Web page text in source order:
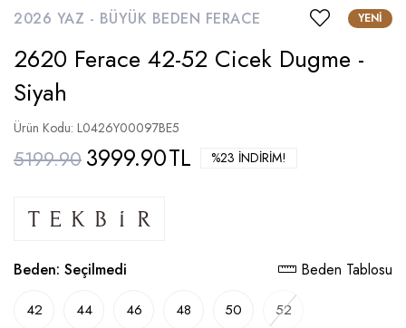
2026 YAZ - BÜYÜK BEDEN FERACE YENI
2620 Ferace 42-52 Cicek Dugme -
Siyah
Ürün Kodu: L0426Y00097BE5
5199.90 3999.90TL %23 İNDIRIM!
Beden: Seçilmedi Beden Tablosu
42 44 46 48 50 52